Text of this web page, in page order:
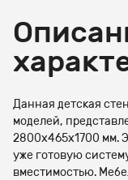
Данная детская
моделей,
2800х465х1700 мм.
уже готовую
вместимостью.